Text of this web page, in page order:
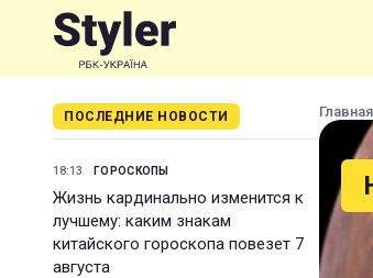
ПОСЛЕДНИЕ НОВОСТИ
18:13 ГОРОСКОПЫ
Жизнь кардинально изменится к
лучшему: каким знакам
китайского гороскопа повезет 7
августа
Главная